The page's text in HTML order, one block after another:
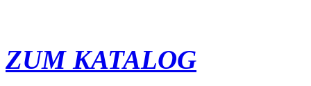
ZUM KATALOG